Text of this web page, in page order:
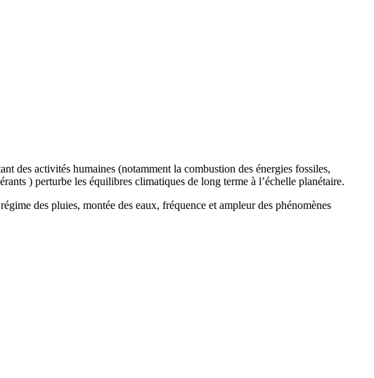
des activités humaines (notamment la combustion des énergies fossiles,
) perturbe les équilibres climatiques de long terme à l’échelle planétaire.
des pluies, montée des eaux, fréquence et ampleur des phénomènes